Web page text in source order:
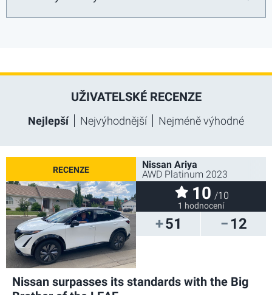
UŽIVATELSKÉ RECENZE
Nejlepší Nejvýhodnější Nejméně výhodné
51 12
Nissan Ariya
AWD Platinum 2023
10 /10
1 hodnocení
Nissan surpasses its standards with the Big